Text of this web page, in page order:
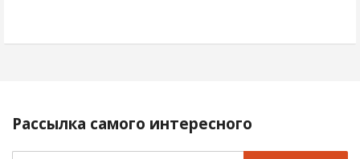
Рассылка самого интересного